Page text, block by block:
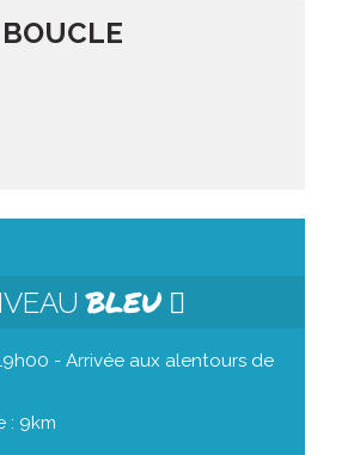
BLEU
- Arrivée aux alentours de
: 9km